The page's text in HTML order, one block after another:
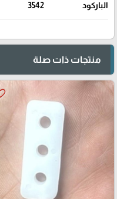
الباركود 3542
منتجات ذات صلة